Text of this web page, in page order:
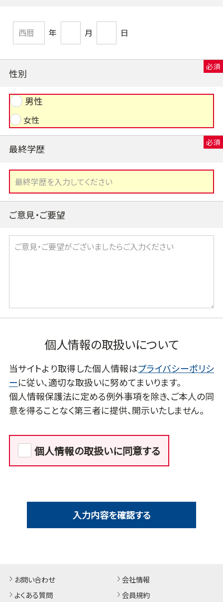
年 月 日
性別
男性
女性
最終学歴
ご意見・ご要望
個人情報の取扱いについて
当サイトより取得した個人情報はプライバシーポリシ
ーに従い、適切な取扱いに努めてまいります。
個人情報保護法に定める例外事項を除き、ご本人の同
意を得ることなく第三者に提供、開示いたしません。
個人情報の取扱いに同意する
入力内容を確認する
お問い合わせ
よくある質問
会社情報
会員規約